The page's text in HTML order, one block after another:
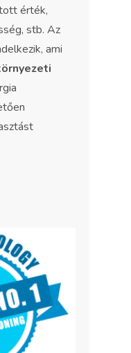
érték,
stb. Az
ami